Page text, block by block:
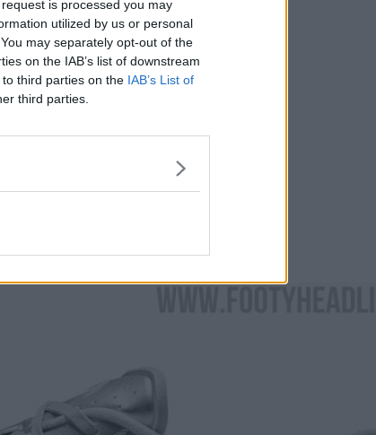
is processed you may
utilized by us or personal
may separately opt-out of the
on the IAB’s list of downstream
third parties on the IAB’s List of
third parties.